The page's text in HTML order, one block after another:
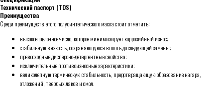
Технический паспорт (TDS)
Преимущества
Среди преимуществ этого полусинтетического масла стоит отметить:
высокое щелочное число, которое минимизирует коррозийный износ;
стабильную вязкость, сохраняющуюся вплоть до следующей замены;
превосходные дисперсно-детергентные свойства;
исключительные противоизносные характеристики;
великолепную термическую стабильность, предотвращающую образование нагара,
отложений, твердых лаков и смол.